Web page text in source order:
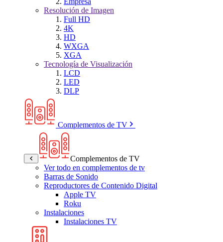
Resolución de Imagen
Full HD
4K
HD
WXGA
XGA
Tecnología de Visualización
LCD
LED
DLP
Complementos de TV
Complementos de TV
Ver todo en complementos de tv
Barras de Sonido
Reproductores de Contenido Digital
Apple TV
Roku
Instalaciones
Instalaciones TV